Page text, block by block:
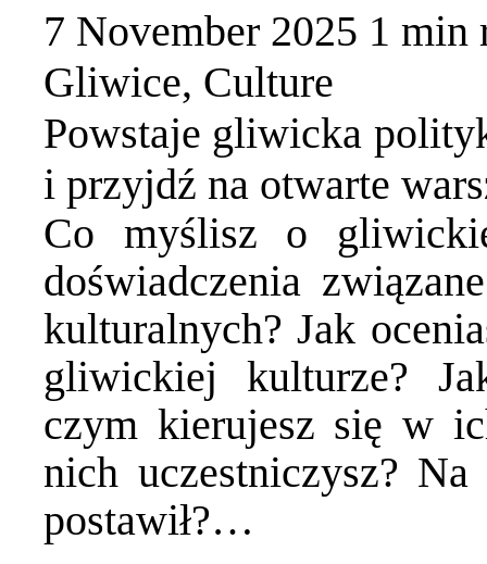
7 November 2025 1 min
Gliwice, Culture
Powstaje gliwicka
i przyjdź na otwarte
Co myślisz o
doświadczenia
kulturalnych? Jak
gliwickiej kulturze?
czym kierujesz się w
nich uczestniczysz?
postawił?…